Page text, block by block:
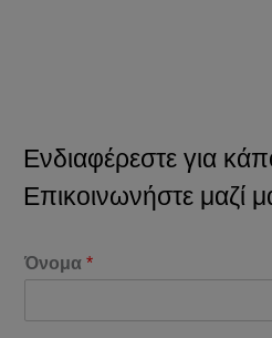
Ενδιαφέρεστε για
Επικοινωνήστε μαζί
Όνομα*